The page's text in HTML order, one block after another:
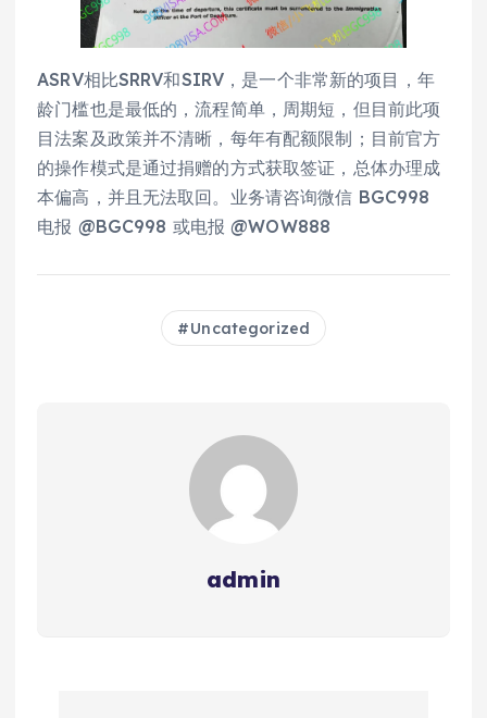
ASRV相比SRRV和SIRV，是一个非常新的项目，年
龄门槛也是最低的，流程简单，周期短，但目前此项
目法案及政策并不清晰，每年有配额限制；目前官方
的操作模式是通过捐赠的方式获取签证，总体办理成
本偏高，并且无法取回。业务请咨询微信 BGC998
电报 @BGC998 或电报 @WOW888
Uncategorized
admin